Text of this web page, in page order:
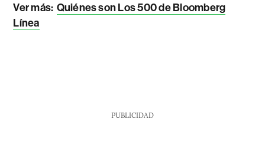
Ver más: Quiénes son Los 500 de Bloomberg
Línea
PUBLICIDAD